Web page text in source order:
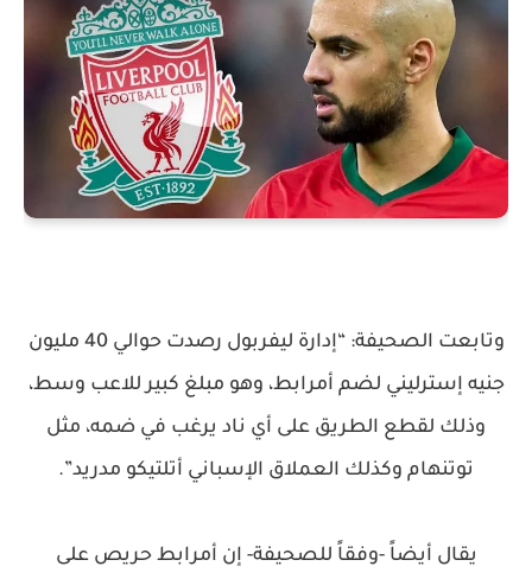
وتابعت الصحيفة: “إدارة ليفربول رصدت حوالي 40 مليون
جنيه إسترليني لضم أمرابط، وهو مبلغ كبير للاعب وسط،
وذلك لقطع الطريق على أي ناد يرغب في ضمه، مثل
توتنهام وكذلك العملاق الإسباني أتلتيكو مدريد”.
يقال أيضاً -وفقاً للصحيفة- إن أمرابط حريص على